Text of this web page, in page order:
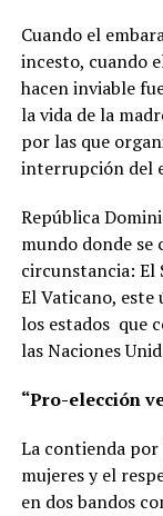
Cuando el
incesto, cuando
hacen inviable
la vida de la
por las que
interrupción del
República
mundo donde
circunstancia: El
El Vaticano, este
los estados que
las Naciones
“Pro-elección
La contienda
mujeres y el
en dos bandos